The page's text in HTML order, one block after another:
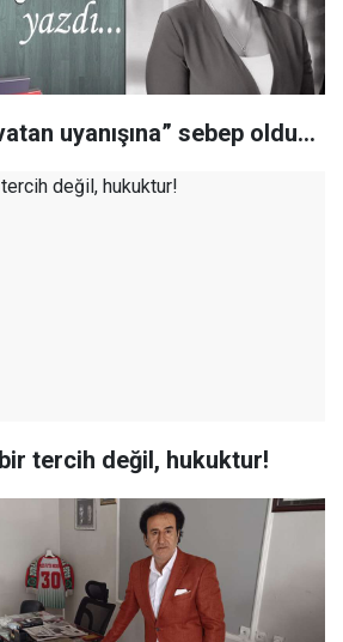
Trump iran da “vatan uyanışına” sebep oldu…
tercih değil, hukuktur!